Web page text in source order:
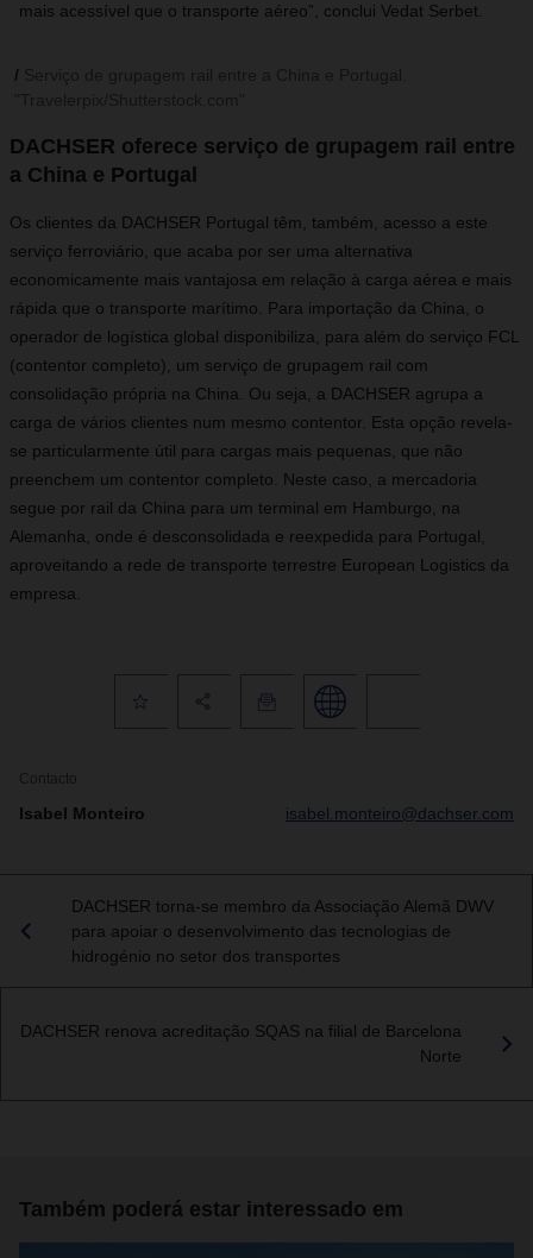
mais acessível que o transporte aéreo”, conclui Vedat Serbet.
DACHSER oferece serviço de grupagem rail entre
a China e Portugal
Os clientes da DACHSER Portugal têm, também, acesso a este
serviço ferroviário, que acaba por ser uma alternativa
economicamente mais vantajosa em relação à carga aérea e mais
rápida que o transporte marítimo. Para importação da China, o
operador de logística global disponibiliza, para além do serviço FCL
(contentor completo), um serviço de grupagem rail com
consolidação própria na China. Ou seja, a DACHSER agrupa a
carga de vários clientes num mesmo contentor. Esta opção revela-
se particularmente útil para cargas mais pequenas, que não
preenchem um contentor completo. Neste caso, a mercadoria
segue por rail da China para um terminal em Hamburgo, na
Alemanha, onde é desconsolidada e reexpedida para Portugal,
aproveitando a rede de transporte terrestre European Logistics da
empresa.
Contacto
Isabel Monteiro isabel.monteiro@dachser.com
DACHSER torna-se membro da Associação Alemã DWV
para apoiar o desenvolvimento das tecnologias de
hidrogénio no setor dos transportes
DACHSER renova acreditação SQAS na filial de Barcelona
Norte
Também poderá estar interessado em